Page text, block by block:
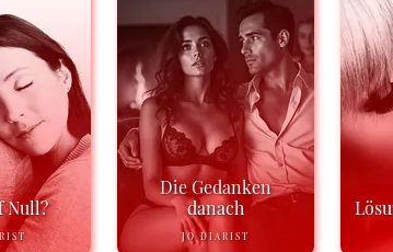
Null?
Die Gedanken
danach
JO DIARIST